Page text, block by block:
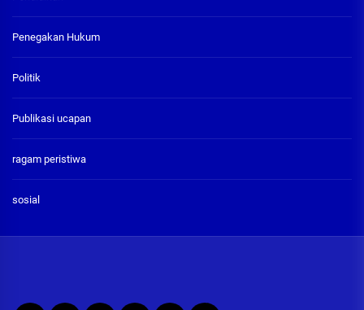
Penegakan Hukum
Politik
Publikasi ucapan
ragam peristiwa
sosial